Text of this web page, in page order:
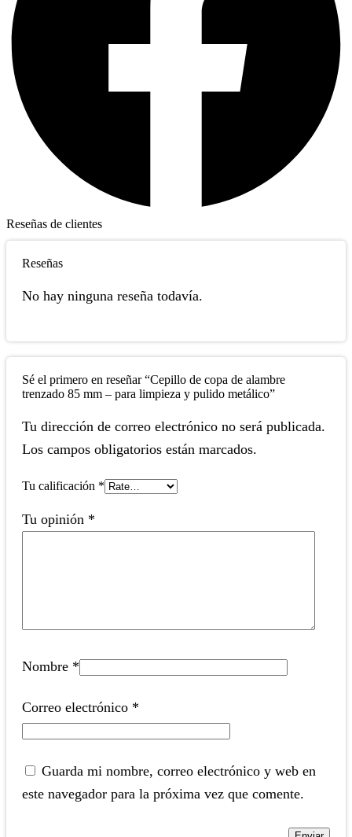
Reseñas de clientes
Reseñas
No hay ninguna reseña todavía.
Sé el primero en reseñar “Cepillo de copa de alambre
trenzado 85 mm – para limpieza y pulido metálico”
Tu dirección de correo electrónico no será publicada.
Los campos obligatorios están marcados.
Tu calificación *
Tu opinión *
Nombre *
Correo electrónico *
Guarda mi nombre, correo electrónico y web en
este navegador para la próxima vez que comente.